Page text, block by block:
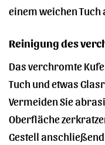
einem weichen Tuch
Reinigung des
Das verchromte
Tuch und etwas
Vermeiden Sie
Oberfläche
Gestell